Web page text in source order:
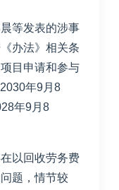
等发表的涉事
办法》相关条
目申请和参与
年9月8
年9月8
以回收劳务费
题，情节较